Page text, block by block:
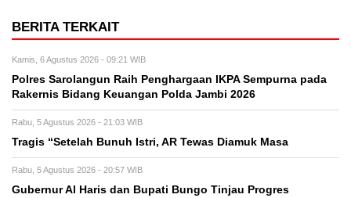
BERITA TERKAIT
Kamis, 6 Agustus 2026 - 09:21 WIB
Polres Sarolangun Raih Penghargaan IKPA Sempurna pada
Rakernis Bidang Keuangan Polda Jambi 2026
Rabu, 5 Agustus 2026 - 21:03 WIB
Tragis “Setelah Bunuh Istri, AR Tewas Diamuk Masa
Rabu, 5 Agustus 2026 - 20:57 WIB
​Gubernur Al Haris dan Bupati Bungo Tinjau Progres